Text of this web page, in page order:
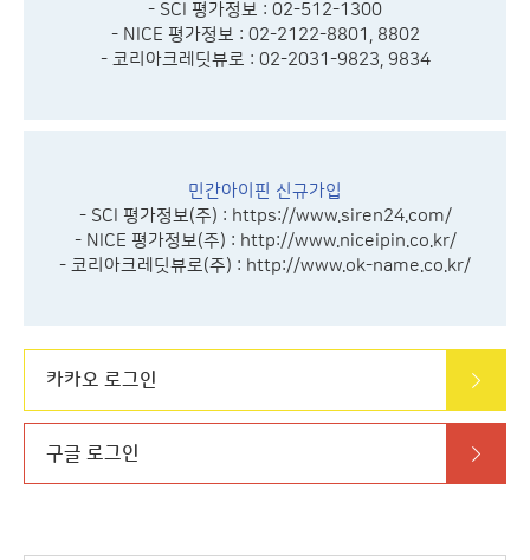
- SCI 평가정보 : 02-512-1300
- NICE 평가정보 : 02-2122-8801, 8802
- 코리아크레딧뷰로 : 02-2031-9823, 9834
민간아이핀 신규가입
- SCI 평가정보(주) : https://www.siren24.com/
- NICE 평가정보(주) : http://www.niceipin.co.kr/
- 코리아크레딧뷰로(주) : http://www.ok-name.co.kr/
카카오 로그인
구글 로그인